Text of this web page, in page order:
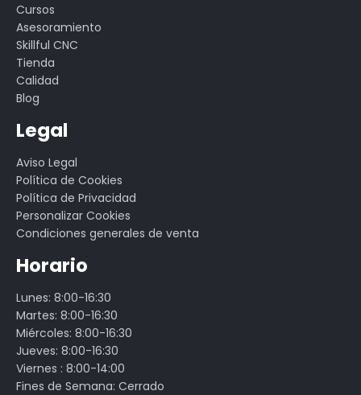
Cursos
Asesoramiento
Skillful CNC
Tienda
Calidad
Blog
Legal
Aviso Legal
Política de Cookies
Política de Privacidad
Personalizar Cookies
Condiciones generales de venta
Horario
Lunes: 8:00-16:30
Martes: 8:00-16:30
Miércoles: 8:00-16:30
Jueves: 8:00-16:30
Viernes : 8:00-14:00
Fines de Semana: Cerrado